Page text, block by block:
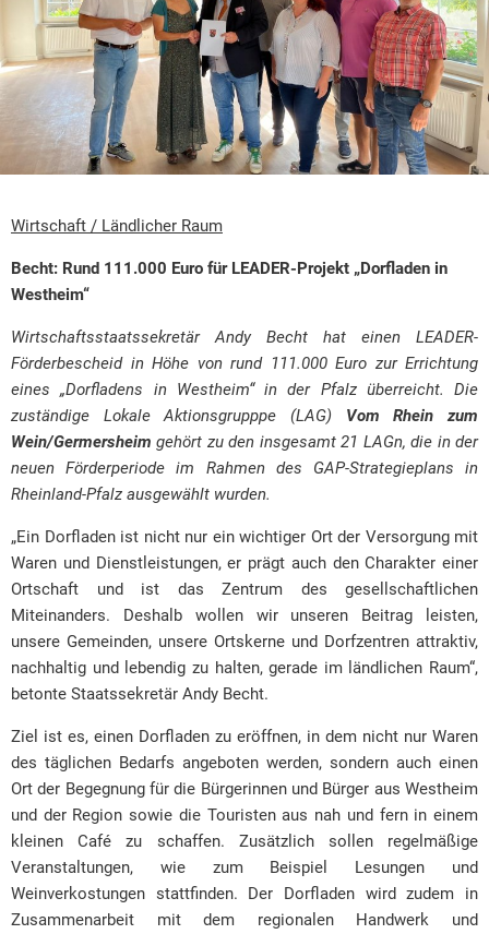
Wirtschaft / Ländlicher Raum
Becht: Rund 111.000 Euro für LEADER-Projekt „Dorfladen in
Westheim“
Wirtschaftsstaatssekretär Andy Becht hat einen LEADER-
Förderbescheid in Höhe von rund 111.000 Euro zur Errichtung
eines „Dorfladens in Westheim“ in der Pfalz überreicht. Die
zuständige Lokale Aktionsgrupppe (LAG) Vom Rhein zum
Wein/Germersheim gehört zu den insgesamt 21 LAGn, die in der
neuen Förderperiode im Rahmen des GAP-Strategieplans in
Rheinland-Pfalz ausgewählt wurden.
„Ein Dorfladen ist nicht nur ein wichtiger Ort der Versorgung mit
Waren und Dienstleistungen, er prägt auch den Charakter einer
Ortschaft und ist das Zentrum des gesellschaftlichen
Miteinanders. Deshalb wollen wir unseren Beitrag leisten,
unsere Gemeinden, unsere Ortskerne und Dorfzentren attraktiv,
nachhaltig und lebendig zu halten, gerade im ländlichen Raum“,
betonte Staatssekretär Andy Becht.
Ziel ist es, einen Dorfladen zu eröffnen, in dem nicht nur Waren
des täglichen Bedarfs angeboten werden, sondern auch einen
Ort der Begegnung für die Bürgerinnen und Bürger aus Westheim
und der Region sowie die Touristen aus nah und fern in einem
kleinen Café zu schaffen. Zusätzlich sollen regelmäßige
Veranstaltungen, wie zum Beispiel Lesungen und
Weinverkostungen stattfinden. Der Dorfladen wird zudem in
Zusammenarbeit mit dem regionalen Handwerk und